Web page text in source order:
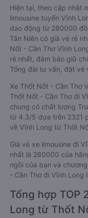
Hiện tại, theo cập nhật
limousine tuyến Vĩnh
dao động từ 280000
Tân Niên có giá vé rẻ
Nốt - Cần Thơ Vĩnh
rẻ nhất, đảm bảo giữ
Tổng đài tư vấn, đặt vé
Xe Thốt Nốt - Cần Thơ
Thốt Nốt - Cần Thơ đi
chung có chất lượng
từ 4.3/5 dựa trên 2321
về Vĩnh Long từ Thốt
Giá vé xe limousine đi
nhất là 280000 của
ngồi của bạn và
- Cần Thơ đi Vĩnh Long
Tổng hợp TOP
Long từ Thốt